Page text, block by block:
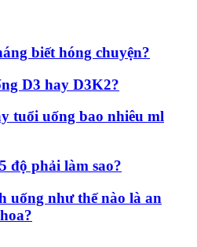
biết hóng chuyện?
D3 hay D3K2?
tuổi uống bao nhiêu ml
độ phải làm sao?
uống như thế nào là an